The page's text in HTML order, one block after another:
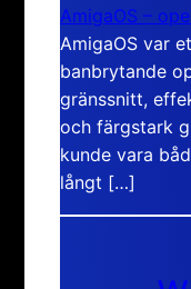
AmigaOS –
AmigaOS var
banbrytande
gränssnitt,
och färgstark
kunde vara
långt […]